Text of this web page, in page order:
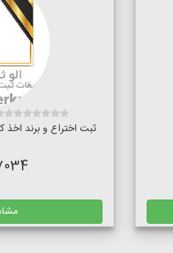
ثبت اختراع و برند اخذ